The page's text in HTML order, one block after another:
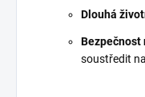
Dlouhá
Bezpečnost
soustředit